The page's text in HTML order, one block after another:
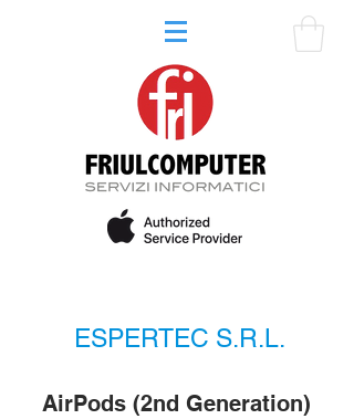
ESPERTEC S.R.L.
AirPods (2nd Generation)